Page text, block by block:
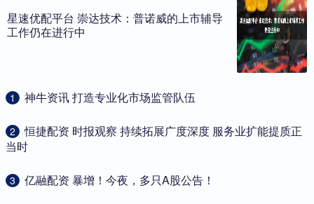
星速优配平台 崇达技术：普诺威的上市辅导
工作仍在进行中
1 ​神牛资讯 打造专业化市场监管队伍
2
​恒捷配资 时报观察 持续拓展广度深度 服务业扩能提质正
当时
3 ​亿融配资 暴增！今夜，多只A股公告！